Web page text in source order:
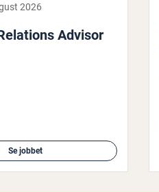
2026
Advisor
Se jobbet